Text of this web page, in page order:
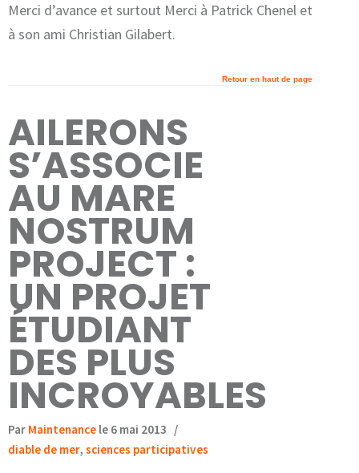
Merci d’avance et surtout Merci à Patrick Chenel et
à son ami Christian Gilabert.
Retour en haut de page
AILERONS
S’ASSOCIE
AU MARE
NOSTRUM
PROJECT :
UN PROJET
ÉTUDIANT
DES PLUS
INCROYABLES
Par Maintenance le 6 mai 2013 /
diable de mer, sciences participatives